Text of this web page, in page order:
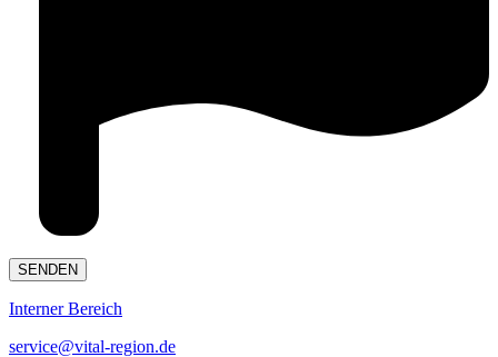
Interner Bereich
service@vital-region.de